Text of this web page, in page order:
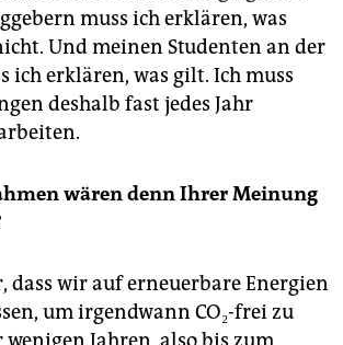
muss ich erklären, was
Und meinen Studenten an der
ich erklären, was gilt. Ich muss
deshalb fast jedes Jahr
wären denn Ihrer Meinung
dass wir auf erneuerbare Energien
um irgendwann CO₂-frei zu